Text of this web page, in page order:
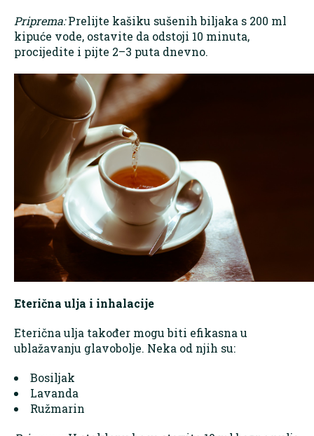
Priprema:Prelijte kašiku sušenih biljaka s 200 ml
kipuće vode, ostavite da odstoji 10 minuta,
procijedite i pijte 2–3 puta dnevno.
Eterična ulja i inhalacije
Eterična ulja također mogu biti efikasna u
ublažavanju glavobolje. Neka od njih su:
Bosiljak
Lavanda
Ružmarin